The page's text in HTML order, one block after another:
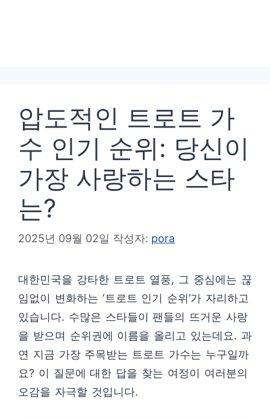
압도적인 트로트 가
수 인기 순위: 당신이
가장 사랑하는 스타
는?
2025년 09월 02일 작성자: pora
대한민국을 강타한 트로트 열풍, 그 중심에는 끊
임없이 변화하는 ‘트로트 인기 순위’가 자리하고
있습니다. 수많은 스타들이 팬들의 뜨거운 사랑
을 받으며 순위권에 이름을 올리고 있는데요. 과
연 지금 가장 주목받는 트로트 가수는 누구일까
요? 이 질문에 대한 답을 찾는 여정이 여러분의
오감을 자극할 것입니다.